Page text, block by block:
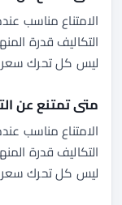
الامتناع مناسب
التكاليف قدرة
ليس كل تحرك
متى تمتنع عن
الامتناع مناسب
التكاليف قدرة
ليس كل تحرك